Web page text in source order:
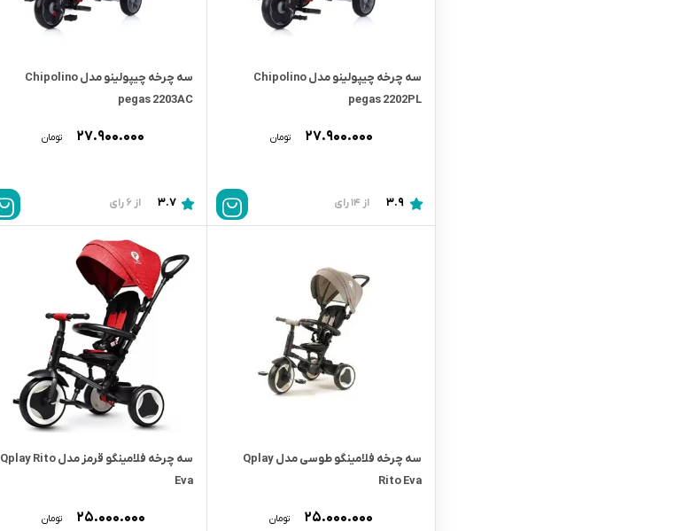
سه چرخه چیپولینو مدل Chipolino
pegas 2202PL
۲۷.۹۰۰.۰۰۰ تومان
3.9 از 14 رای
سه چرخه چیپولینو مدل Chipolino
pegas 2203AC
۲۷.۹۰۰.۰۰۰ تومان
3.7 از 6 رای
سه چرخه فلامینگو طوسی مدل Qplay
Rito Eva
۲۵.۰۰۰.۰۰۰ تومان
سه چرخه فلامینگو قرمز مدل Qplay Rito
Eva
۲۵.۰۰۰.۰۰۰ تومان